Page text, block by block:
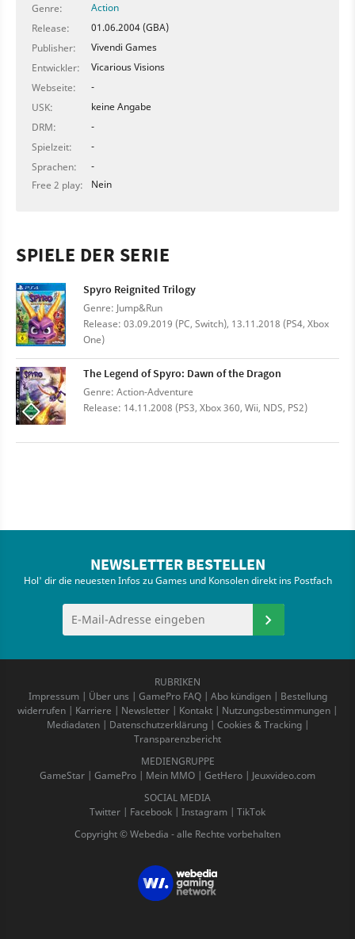
Genre:
Action
Release:
01.06.2004 (GBA)
Publisher:
Vivendi Games
Entwickler:
Vicarious Visions
Webseite:
-
USK:
keine Angabe
DRM:
-
Spielzeit:
-
Sprachen:
-
Free 2 play:
Nein
SPIELE DER SERIE
Spyro Reignited Trilogy
Genre: Jump&Run
Release: 03.09.2019 (PC, Switch), 13.11.2018 (PS4, Xbox
One)
The Legend of Spyro: Dawn of the Dragon
Genre: Action-Adventure
Release: 14.11.2008 (PS3, Xbox 360, Wii, NDS, PS2)
NEWSLETTER BESTELLEN
Hol' dir die neuesten Infos zu Games und Konsolen direkt ins Postfach
RUBRIKEN
Impressum| Über uns | GamePro FAQ| Abo kündigen| Bestellung
widerrufen | Karriere | Newsletter | Kontakt | Nutzungsbestimmungen |
Mediadaten| Datenschutzerklärung| Cookies & Tracking|
Transparenzbericht
MEDIENGRUPPE
GameStar | GamePro | Mein MMO | GetHero | Jeuxvideo.com
SOCIAL MEDIA
Twitter | Facebook | Instagram | TikTok
Copyright © Webedia - alle Rechte vorbehalten